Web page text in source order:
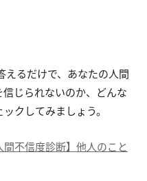
えるだけで、あなたの人間
じられないのか、どんな
クしてみましょう。
不信度診断】他人のこと